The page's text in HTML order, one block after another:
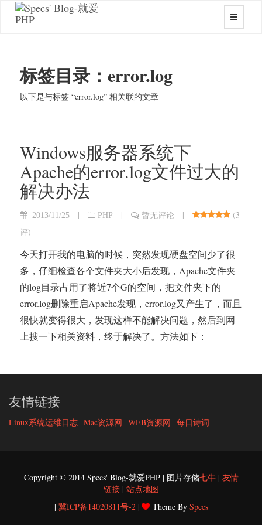
标签目录：error.log
以下是与标签 “error.log” 相关联的文章
Windows服务器系统下
Apache的error.log文件过大的
解决办法
2013/11/25 | PHP | 暂无评论 | (3
评)
今天打开我的电脑的时候，突然发现硬盘空间少了很
多，仔细检查各个文件夹大小后发现，Apache文件夹
的log目录占用了将近7个G的空间，把文件夹下的
error.log删除重启Apache发现，error.log又产生了，而且
很快就变得很大，发现这样不能解决问题，然后到网
上搜一下相关资料，终于解决了。方法如下：
友情链接
Linux系统运维日志 Mac资源网 WEB资源网 每日诗词
Copyright © 2014 Specs' Blog-就爱PHP | 图片存储七牛| 友情
链接| 站点地图
| 冀ICP备14020811号-2| Theme By Specs